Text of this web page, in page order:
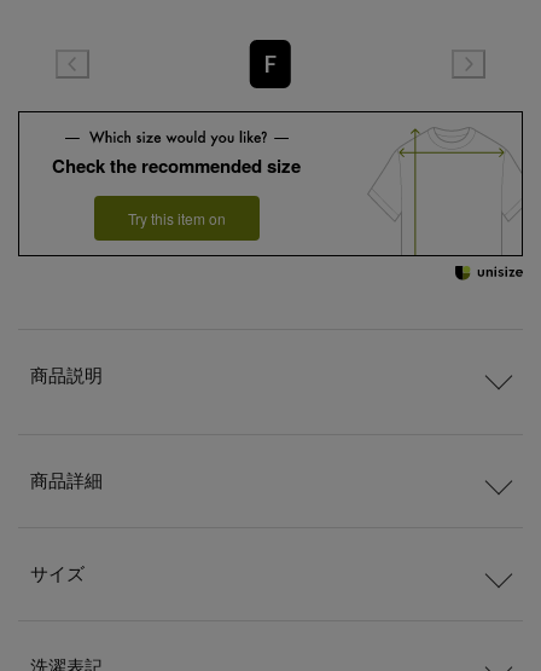
F
Check the recommended size
Try this item on
商品説明
商品詳細
サイズ
洗濯表記